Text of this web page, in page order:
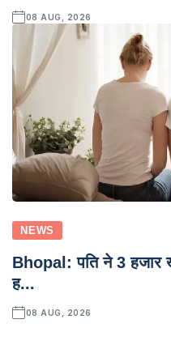
08 AUG, 2026
NEWS
Bhopal: पति ने 3 हजार
ह...
08 AUG, 2026